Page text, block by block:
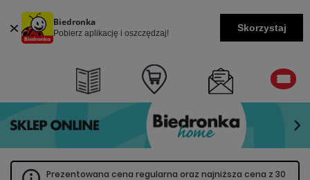
Biedronka
Pobierz aplikację i oszczędzaj! Skorzystaj
Prezentowana cena regularna oraz najniższa cena z 30